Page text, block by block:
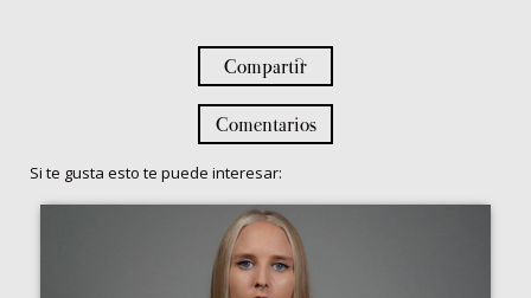
Compartir
Comentarios
Si te gusta esto te puede interesar: